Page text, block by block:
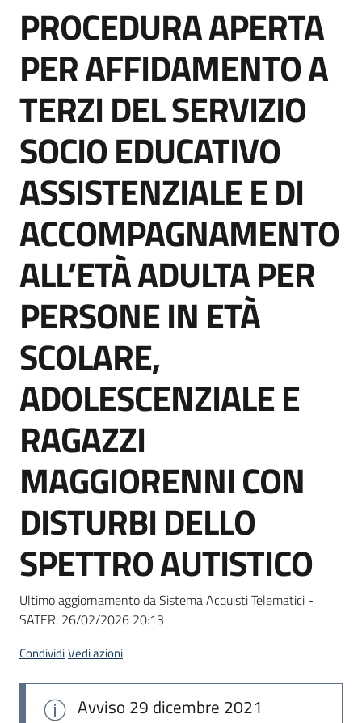
acquisto
Supporto
Piattaforme
telematiche
English
site
Seguici
su
Salta al contenuto
PROCEDURA APERTA
PER AFFIDAMENTO A
TERZI DEL SERVIZIO
SOCIO EDUCATIVO
ASSISTENZIALE E DI
ACCOMPAGNAMENTO
ALL’ETÀ ADULTA PER
PERSONE IN ETÀ
SCOLARE,
ADOLESCENZIALE E
RAGAZZI
MAGGIORENNI CON
DISTURBI DELLO
SPETTRO AUTISTICO
Ultimo aggiornamento da Sistema Acquisti Telematici -
SATER: 26/02/2026 20:13
CondividiVedi azioni
Avviso 29 dicembre 2021